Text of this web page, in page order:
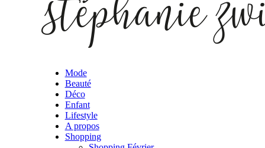
Mode
Beauté
Déco
Enfant
Lifestyle
A propos
Shopping